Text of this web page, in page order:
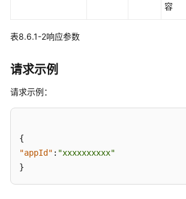
介
创
用
容
表8.6.1-2响应参数
请求示例
请求示例：
{
"appId" : "xxxxxxxxxx"
}